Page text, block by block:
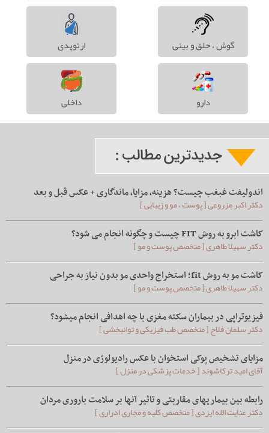
گوش ، حلق و بینی ارتوپدی
دارو داخلی
اندولیفت غبغب چیست؟ هزینه، مزایا، ماندگاری + عکس قبل و بعد
دکتر اکبر مزروعی [ پوست ، مو و زیبایی ]
کاشت ابرو به روش FIT چیست و چگونه انجام می شود؟
دکتر سهیلا طاهری [ متخصص پوست و مو ]
کاشت مو به روش fit؛ استخراج واحدی مو بدون نیاز به جراحی
دکتر سهیلا طاهری [ متخصص پوست و مو ]
فیزیوتراپی در بیماران سکته مغزی با چه اهدافی انجام میشود؟
دکتر سلمان فلاح [ متخصص طب فیزیکی و توانبخشی ]
مزایای تشخیص پوکی استخوان با عکس رادیولوژی در منزل
آقای امید ترکاشوند [ خدمات پزشکی در منزل ]
رابطه بین بیماریهای مقاربتی و تاثیر آنها بر سلامت باروری مردان
دکتر عنایت الله ایزدی [ متخصص کلیه و مجاری ادراری ]